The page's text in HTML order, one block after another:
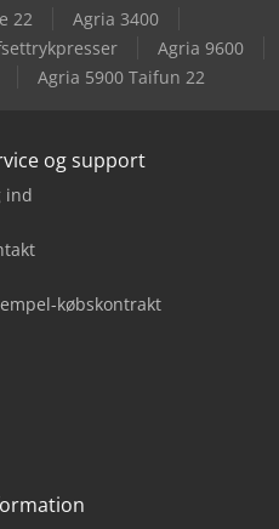
22
Agria 3400
Agria 9600
Agria 5900 Taifun 22
og support
ind
købskontrakt